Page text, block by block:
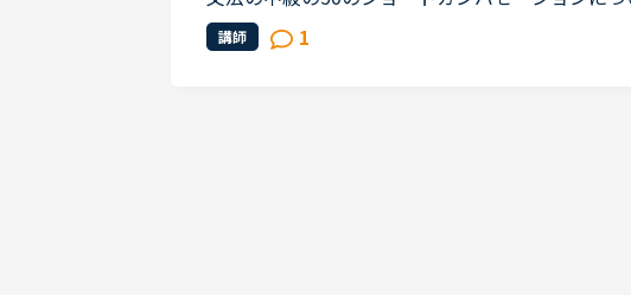
s law firm while he was busy having a meeting.
ot; Secretary &quot;He sai...
講師 1